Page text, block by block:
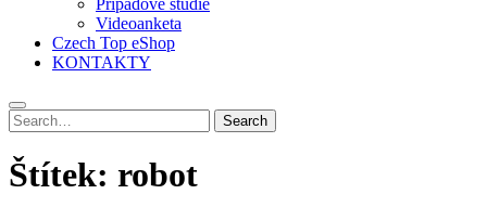
Případové studie
Videoanketa
Czech Top eShop
KONTAKTY
Search
for:
Search
Štítek: robot